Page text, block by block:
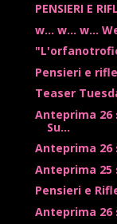
PENSIERI E
w... w... w...
Pensieri e
Teaser
Anteprima
Su...
Anteprima
Anteprima 25
Pensieri e
Anteprima 26